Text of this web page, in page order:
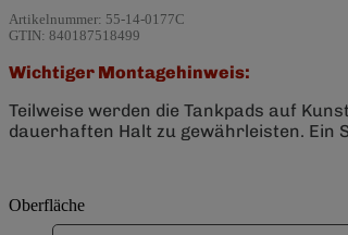
Artikelnummer: 55-14-0177C
GTIN: 840187518499
Wichtiger Montagehinweis:
Teilweise werden die Tankpads auf
dauerhaften Halt zu gewährleisten. Ein
Oberfläche